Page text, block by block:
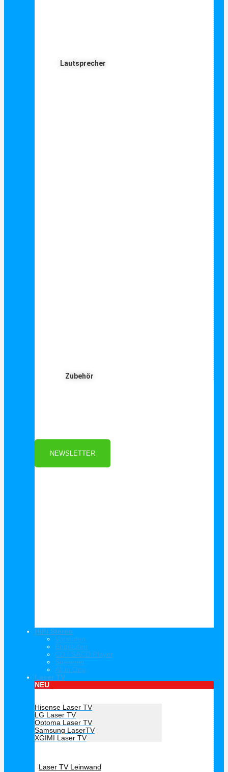
Lautsprecher
Zubehör
Als Danke schön für Ihre Anmeldung
NEWSLETTER
HiFi Stereo
Vorstufen
Endstufen
CD / SACD Player
Streamer
All in One
Laser TV
NEU
Hisense Laser TV
LG Laser TV
Optoma Laser TV
Samsung LaserTV
XGIMI Laser TV
Laser TV Leinwand